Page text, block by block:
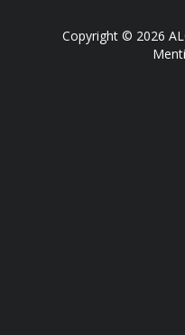
Copyright © 2026